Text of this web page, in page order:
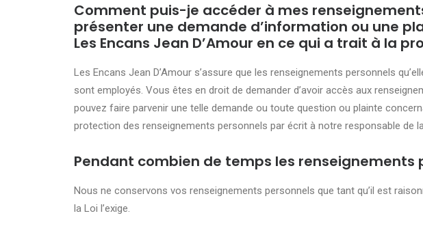
Comment puis-je accéder à mes
présenter une demande d’information ou une
Les Encans Jean D’Amour en ce qui a trait à la
Les Encans Jean D’Amour s’assure que les renseignements personnels
sont employés. Vous êtes en droit de demander d’avoir accès aux
pouvez faire parvenir une telle demande ou toute question ou plainte
protection des renseignements personnels par écrit à notre responsable de
Pendant combien de temps les renseignements
Nous ne conservons vos renseignements personnels que tant qu’il est
la Loi l’exige.